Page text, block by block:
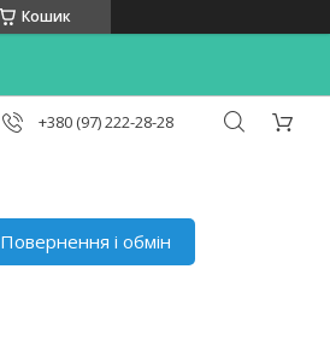
Кошик
+380 (97) 222-28-28
Повернення і обмін